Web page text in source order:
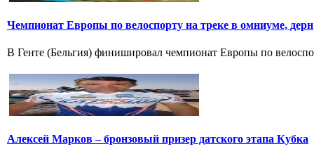
Чемпионат Европы по велоспорту на треке в омниуме, дерн
В Генте (Бельгия) финишировал чемпионат Европы по
Алексей Марков – бронзовый призер датского этапа Кубка